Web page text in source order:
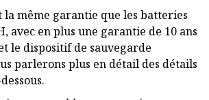
même garantie que les batteries
avec en plus une garantie de 10 ans
le dispositif de sauvegarde
parlerons plus en détail des détails